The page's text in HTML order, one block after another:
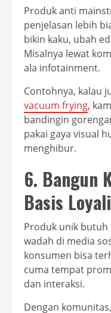
Produk anti
penjelasan lebih
bikin kaku, ubah
Misalnya lewat
ala infotainment.
Contohnya, kalau
vacuum frying,
bandingin
pakai gaya visual
menghibur.
6. Bangun
Basis
Produk unik butuh
wadah di media
konsumen bisa
cuma tempat
dan interaksi.
Dengan